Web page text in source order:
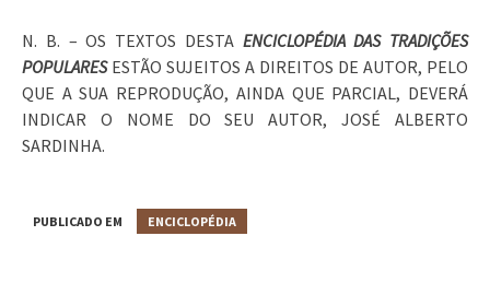
N. B. – OS TEXTOS DESTA ENCICLOPÉDIA DAS TRADIÇÕES
POPULARESESTÃO SUJEITOS A DIREITOS DE AUTOR, PELO
QUE A SUA REPRODUÇÃO, AINDA QUE PARCIAL, DEVERÁ
INDICAR O NOME DO SEU AUTOR, JOSÉ ALBERTO
SARDINHA.
PUBLICADO EM ENCICLOPÉDIA